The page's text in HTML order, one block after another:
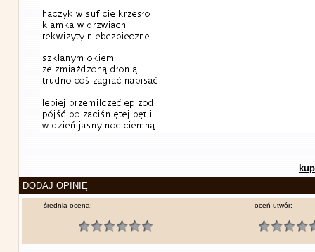
DODAJ OPINIĘ
średnia ocena: oceń utwór: